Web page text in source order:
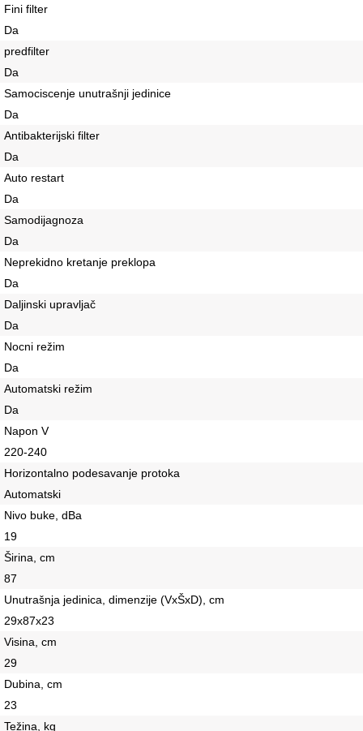
Fini filter
Da
predfilter
Da
Samociscenje unutrašnji jedinice
Da
Antibakterijski filter
Da
Auto restart
Da
Samodijagnoza
Da
Neprekidno kretanje preklopa
Da
Daljinski upravljač
Da
Nocni režim
Da
Automatski režim
Da
Napon V
220-240
Horizontalno podesavanje protoka
Automatski
Nivo buke, dBa
19
Širina, сm
87
Unutrašnja jedinica, dimenzije (VxŠxD), сm
29x87x23
Visina, сm
29
Dubina, сm
23
Težina, kg